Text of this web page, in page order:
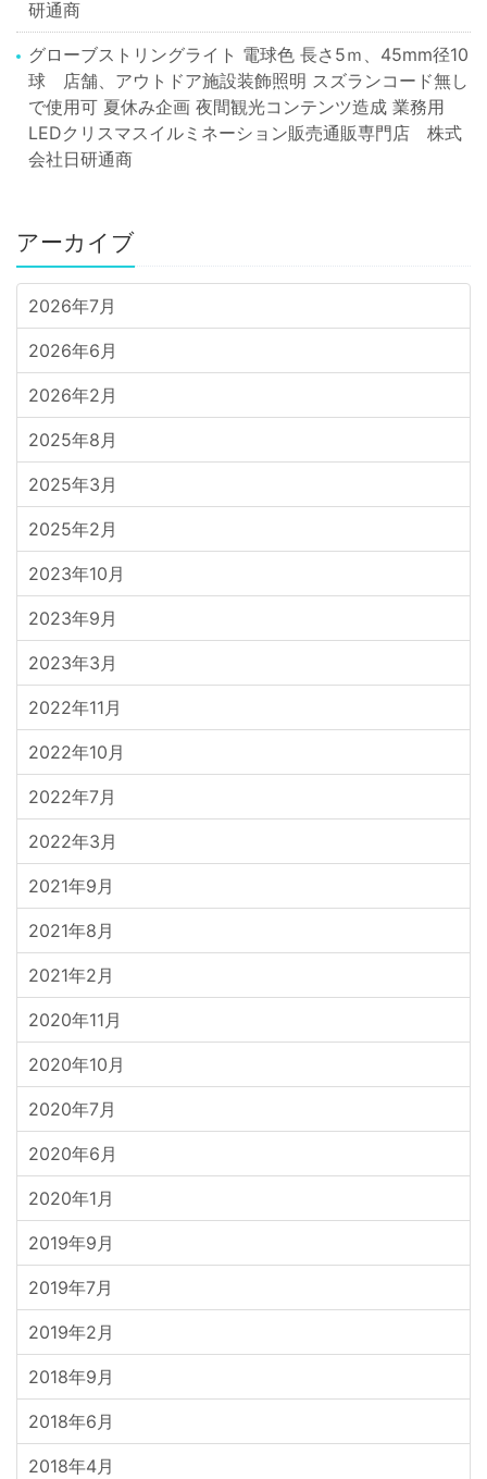
研通商
グローブストリングライト 電球色 長さ5ｍ、45mm径10
球 店舗、アウトドア施設装飾照明 スズランコード無し
で使用可 夏休み企画 夜間観光コンテンツ造成 業務用
LEDクリスマスイルミネーション販売通販専門店 株式
会社日研通商
アーカイブ
2026年7月
2026年6月
2026年2月
2025年8月
2025年3月
2025年2月
2023年10月
2023年9月
2023年3月
2022年11月
2022年10月
2022年7月
2022年3月
2021年9月
2021年8月
2021年2月
2020年11月
2020年10月
2020年7月
2020年6月
2020年1月
2019年9月
2019年7月
2019年2月
2018年9月
2018年6月
2018年4月